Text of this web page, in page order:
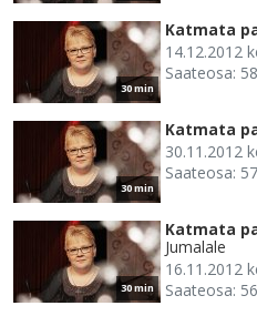
30 min
Katmata
14.12.2012
Saateosa: 58
30 min
Katmata
30.11.2012
Saateosa: 57
30 min
Katmata
Jumalale
16.11.2012
Saateosa: 56